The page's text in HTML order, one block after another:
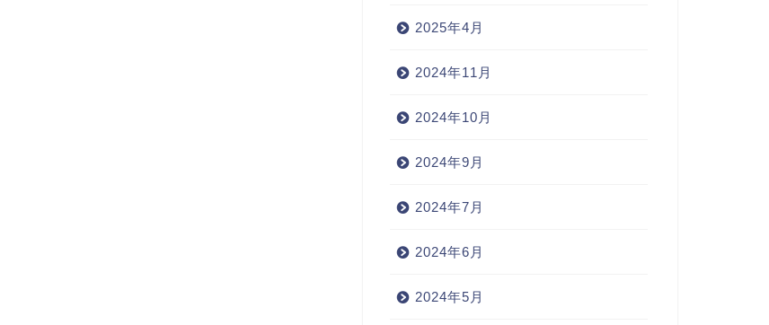
2025年4月
2024年11月
2024年10月
2024年9月
2024年7月
2024年6月
2024年5月